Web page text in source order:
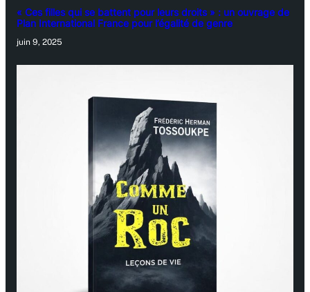
« Ces filles qui se battent pour leurs droits » : un ouvrage de
Plan International France pour l’égalité de genre
juin 9, 2025